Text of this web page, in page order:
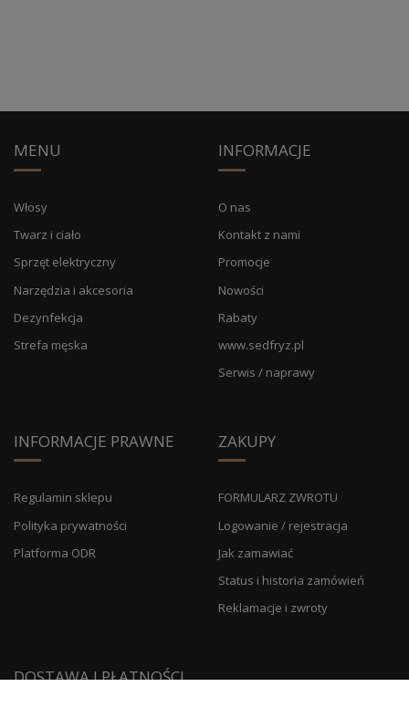
MENU
Włosy
Twarz i ciało
Sprzęt elektryczny
Narzędzia i akcesoria
Dezynfekcja
Strefa męska
INFORMACJE
O nas
Kontakt z nami
Promocje
Nowości
Rabaty
www.sedfryz.pl
Serwis / naprawy
INFORMACJE PRAWNE
Regulamin sklepu
Polityka prywatności
Platforma ODR
ZAKUPY
FORMULARZ ZWROTU
Logowanie / rejestracja
Jak zamawiać
Status i historia zamówień
Reklamacje i zwroty
DOSTAWA I PŁATNOŚCI